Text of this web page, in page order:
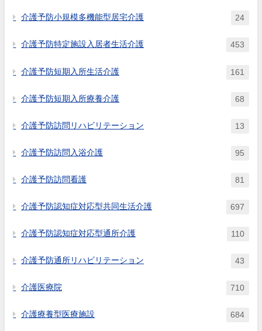
介護予防小規模多機能型居宅介護 24
介護予防特定施設入居者生活介護 453
介護予防短期入所生活介護 161
介護予防短期入所療養介護 68
介護予防訪問リハビリテーション 13
介護予防訪問入浴介護 95
介護予防訪問看護 81
介護予防認知症対応型共同生活介護 697
介護予防認知症対応型通所介護 110
介護予防通所リハビリテーション 43
介護医療院 710
介護療養型医療施設 684